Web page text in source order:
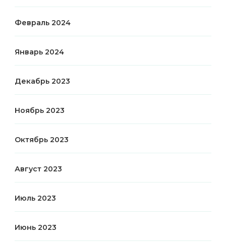
Февраль 2024
Январь 2024
Декабрь 2023
Ноябрь 2023
Октябрь 2023
Август 2023
Июль 2023
Июнь 2023